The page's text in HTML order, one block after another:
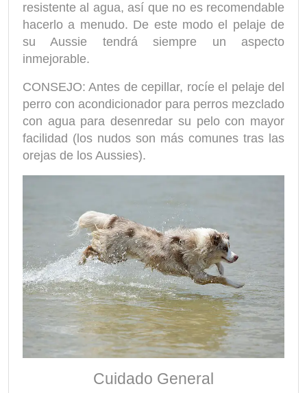
resistente al agua, así que no es recomendable
hacerlo a menudo. De este modo el pelaje de
su Aussie tendrá siempre un aspecto
inmejorable.
CONSEJO: Antes de cepillar, rocíe el pelaje del
perro con acondicionador para perros mezclado
con agua para desenredar su pelo con mayor
facilidad (los nudos son más comunes tras las
orejas de los Aussies).
Cuidado General